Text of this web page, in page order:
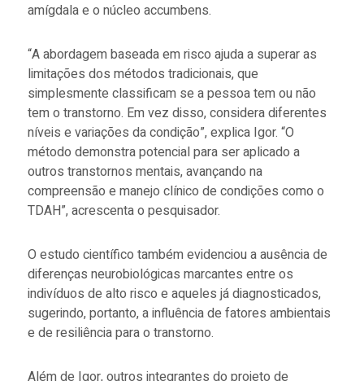
amígdala e o núcleo accumbens.
“A abordagem baseada em risco ajuda a superar as
limitações dos métodos tradicionais, que
simplesmente classificam se a pessoa tem ou não
tem o transtorno. Em vez disso, considera diferentes
níveis e variações da condição”, explica Igor. “O
método demonstra potencial para ser aplicado a
outros transtornos mentais, avançando na
compreensão e manejo clínico de condições como o
TDAH”, acrescenta o pesquisador.
O estudo científico também evidenciou a ausência de
diferenças neurobiológicas marcantes entre os
indivíduos de alto risco e aqueles já diagnosticados,
sugerindo, portanto, a influência de fatores ambientais
e de resiliência para o transtorno.
Além de Igor, outros integrantes do projeto de